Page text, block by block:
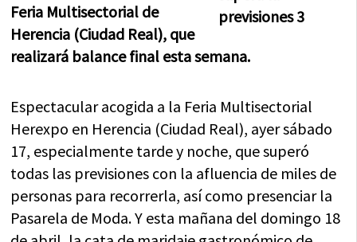
Feria Multisectorial de
Herencia (Ciudad Real), que
realizará balance final esta semana.
Espectacular acogida a la Feria Multisectorial
Herexpo en Herencia (Ciudad Real), ayer sábado
17, especialmente tarde y noche, que superó
todas las previsiones con la afluencia de miles de
personas para recorrerla, así como presenciar la
Pasarela de Moda. Y esta mañana del domingo 18